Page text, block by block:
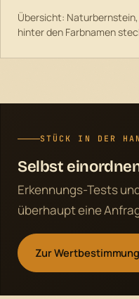
Übersicht:
hinter den Farbnamen
STÜCK IN DER
Selbst
Erkennungs-Tests
überhaupt eine
Zur Wertbestimmung